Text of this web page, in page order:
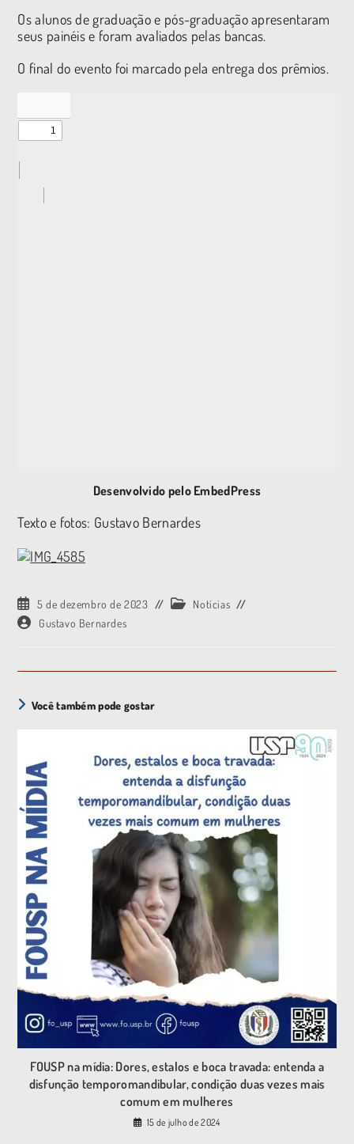
Os alunos de graduação e pós-graduação apresentaram
seus painéis e foram avaliados pelas bancas.
O final do evento foi marcado pela entrega dos prêmios.
Desenvolvido pelo EmbedPress
Texto e fotos: Gustavo Bernardes
5 de dezembro de 2023
Notícias
Gustavo Bernardes
Você também pode gostar
FOUSP na mídia: Dores, estalos e boca travada: entenda a
disfunção temporomandibular, condição duas vezes mais
comum em mulheres
15 de julho de 2024